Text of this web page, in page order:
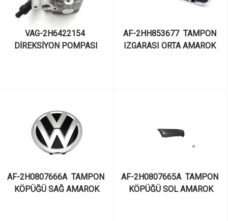
VAG-2H6422154
DİREKSİYON POMPASI
AF-2HH853677  TAMPON
IZGARASI ORTA AMAROK
AF-2H0807666A  TAMPON
KÖPÜĞÜ SAĞ AMAROK
AF-2H0807665A  TAMPON
KÖPÜĞÜ SOL AMAROK